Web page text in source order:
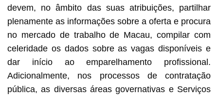
devem, no âmbito das suas atribuições, partilhar
plenamente as informações sobre a oferta e procura
no mercado de trabalho de Macau, compilar com
celeridade os dados sobre as vagas disponíveis e
dar início ao emparelhamento profissional.
Adicionalmente, nos processos de contratação
pública, as diversas áreas governativas e Serviços